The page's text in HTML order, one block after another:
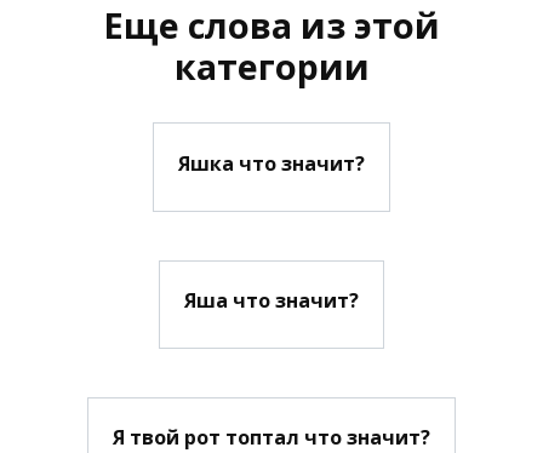
Еще слова из этой
категории
Яшка что значит?
Яша что значит?
Я твой рот топтал что значит?